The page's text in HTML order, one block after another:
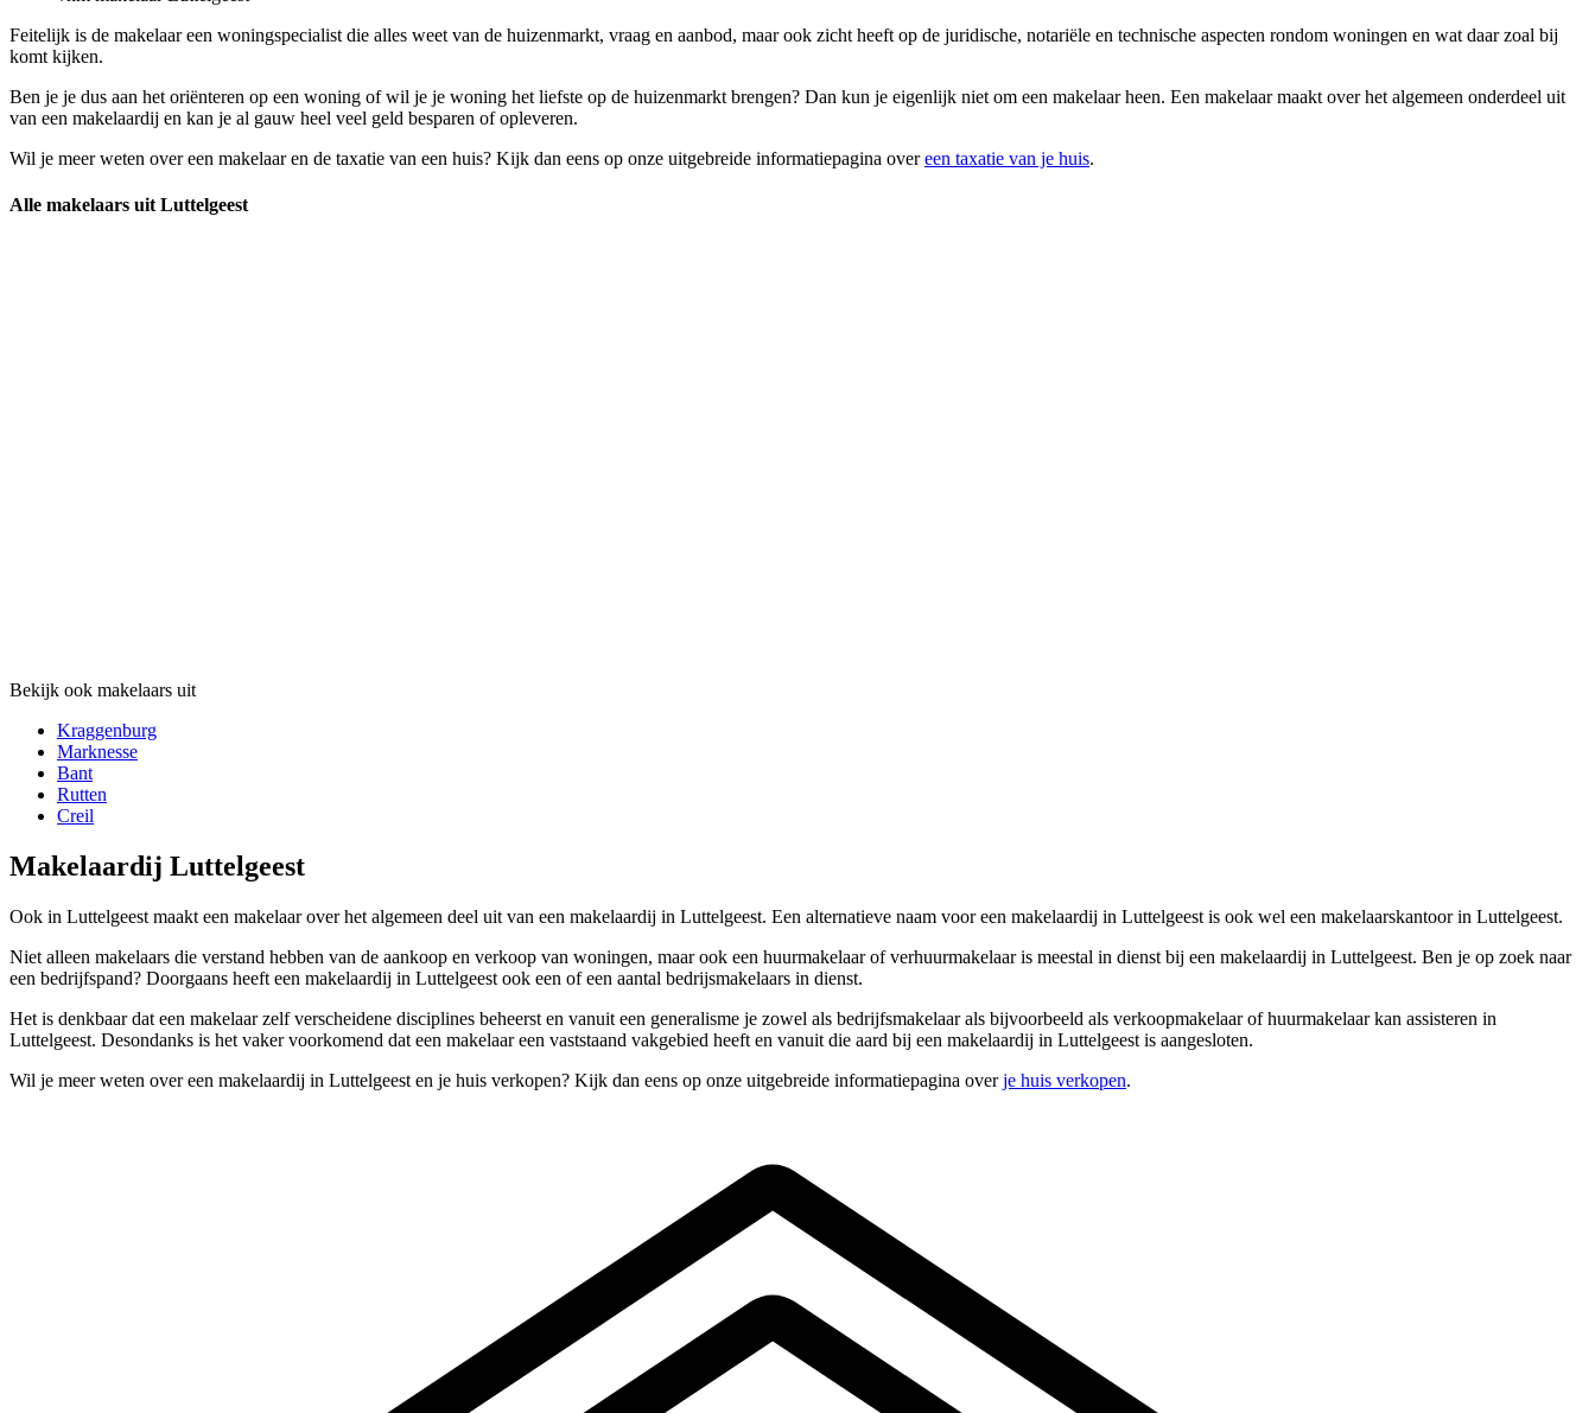
Feitelijk is de makelaar een woningspecialist die alles weet van de huizenmarkt, vraag en aanbod, maar ook zicht heeft op de juridische, notariële en technische aspecten rondom woningen en wat daar zoal bij
komt kijken.
Ben je je dus aan het oriënteren op een woning of wil je je woning het liefste op de huizenmarkt brengen? Dan kun je eigenlijk niet om een makelaar heen. Een makelaar maakt over het algemeen onderdeel uit
van een makelaardij en kan je al gauw heel veel geld besparen of opleveren.
Wil je meer weten over een makelaar en de taxatie van een huis? Kijk dan eens op onze uitgebreide informatiepagina overeen taxatie van je huis.
Alle makelaars uit Luttelgeest
Bekijk ook makelaars uit
Kraggenburg
Marknesse
Bant
Rutten
Creil
Makelaardij Luttelgeest
Ook in Luttelgeest maakt een makelaar over het algemeen deel uit van een makelaardij in Luttelgeest. Een alternatieve naam voor een makelaardij in Luttelgeest is ook wel een makelaarskantoor in Luttelgeest.
Niet alleen makelaars die verstand hebben van de aankoop en verkoop van woningen, maar ook een huurmakelaar of verhuurmakelaar is meestal in dienst bij een makelaardij in Luttelgeest. Ben je op zoek naar
een bedrijfspand? Doorgaans heeft een makelaardij in Luttelgeest ook een of een aantal bedrijsmakelaars in dienst.
Het is denkbaar dat een makelaar zelf verscheidene disciplines beheerst en vanuit een generalisme je zowel als bedrijfsmakelaar als bijvoorbeeld als verkoopmakelaar of huurmakelaar kan assisteren in
Luttelgeest. Desondanks is het vaker voorkomend dat een makelaar een vaststaand vakgebied heeft en vanuit die aard bij een makelaardij in Luttelgeest is aangesloten.
Wil je meer weten over een makelaardij in Luttelgeest en je huis verkopen? Kijk dan eens op onze uitgebreide informatiepagina overje huis verkopen.